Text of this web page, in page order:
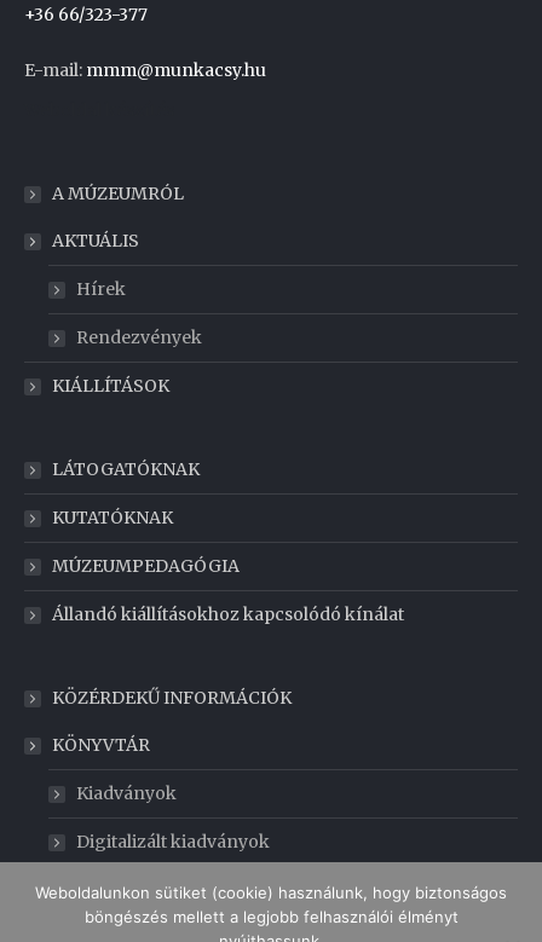
+36 66/323-377
E-mail: mmm@munkacsy.hu
A MÚZEUMRÓL
AKTUÁLIS
Hírek
Rendezvények
KIÁLLÍTÁSOK
LÁTOGATÓKNAK
KUTATÓKNAK
MÚZEUMPEDAGÓGIA
Állandó kiállításokhoz kapcsolódó kínálat
KÖZÉRDEKŰ INFORMÁCIÓK
KÖNYVTÁR
Kiadványok
Digitalizált kiadványok
GABONAMÚZEUM
Weboldalunkon sütiket (cookie) használunk, hogy biztonságos
böngészés mellett a legjobb felhasználói élményt